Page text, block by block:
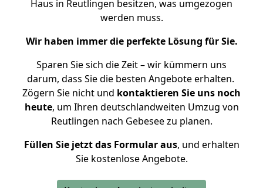
Haus in Reutlingen besitzen, was umgezogen
werden muss.
Wir haben immer die perfekte Lösung für Sie.
Sparen Sie sich die Zeit – wir kümmern uns
darum, dass Sie die besten Angebote erhalten.
Zögern Sie nicht und kontaktieren Sie uns noch
heute, um Ihren deutschlandweiten Umzug von
Reutlingen nach Gebesee zu planen.
Füllen Sie jetzt das Formular aus, und erhalten
Sie kostenlose Angebote.